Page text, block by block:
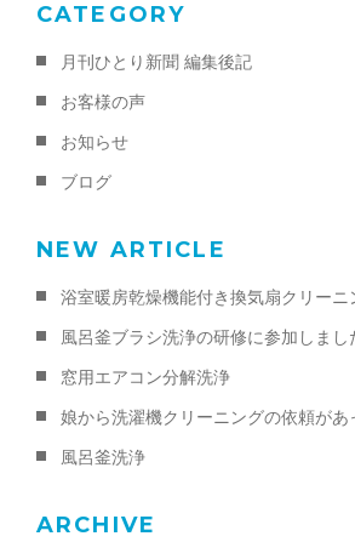
CATEGORY
月刊ひとり新聞 編集後記
お客様の声
お知らせ
ブログ
NEW ARTICLE
浴室暖房乾燥機能付き換気扇クリーニ
風呂釜ブラシ洗浄の研修に参加しまし
窓用エアコン分解洗浄
娘から洗濯機クリーニングの依頼があ
風呂釜洗浄
ARCHIVE